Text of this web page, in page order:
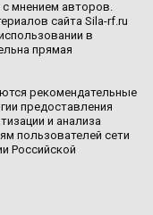
мнением авторов.
сайта Sila-rf.ru
в
прямая
рекомендательные
предоставления
и анализа
пользователей сети
Российской